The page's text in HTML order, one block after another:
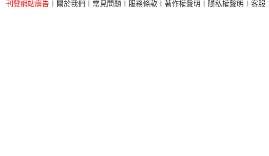
刊登網站廣告 關於我們 常見問題 服務條款 著作權聲明 隱私權聲明 客服